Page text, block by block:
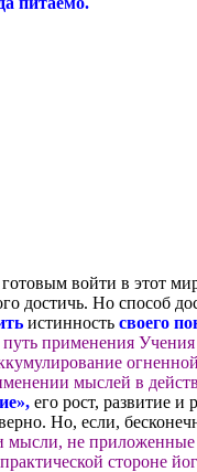
войти в этот
достичь. Но способ
истинность своего
применения
мыслей в
его рост, развитие
Но, если,
не приложенные
стороне